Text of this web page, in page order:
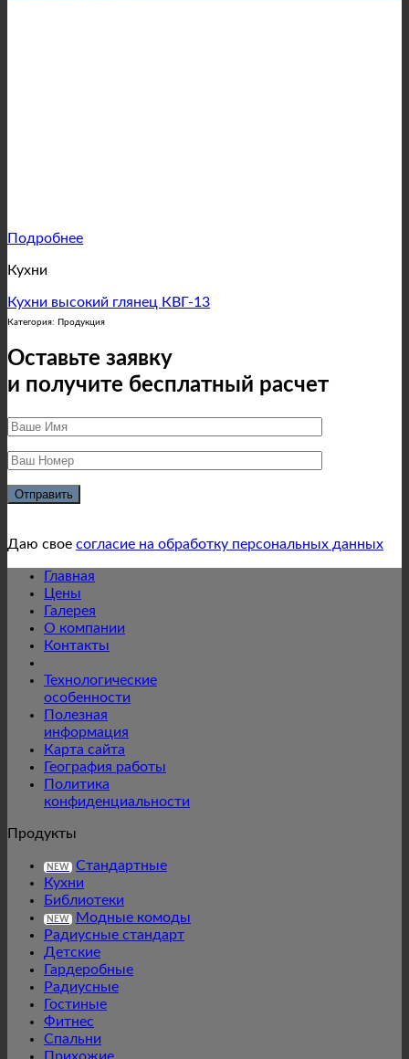
Подробнее
Кухни
Кухни высокий глянец КВГ-13
Категория: Продукция
Оставьте заявку
и получите бесплатный расчет
Даю свое согласие на обработку персональных данных
Главная
Цены
Галерея
О компании
Контакты
Технологические
особенности
Полезная
информация
Карта сайта
География работы
Политика
конфиденциальности
Продукты
NEW
Стандартные
Кухни
Библиотеки
NEW
Модные комоды
Радиусные стандарт
Детские
Гардеробные
Радиусные
Гостиные
Фитнес
Спальни